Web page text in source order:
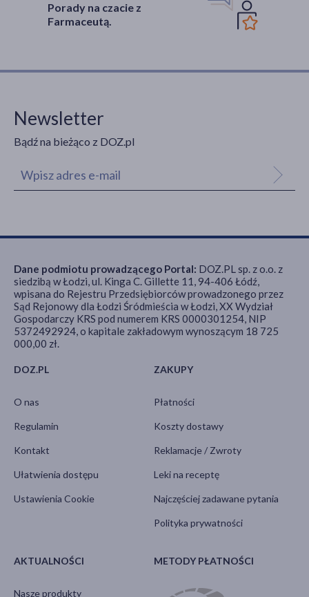
Porady na czacie z
Farmaceutą.
Newsletter
Bądź na bieżąco z DOZ.pl
DOZ.PL
O nas
Regulamin
Kontakt
Ułatwienia dostępu
Ustawienia Cookie
ZAKUPY
Płatności
Koszty dostawy
Reklamacje / Zwroty
Leki na receptę
Najczęściej zadawane pytania
Polityka prywatności
AKTUALNOŚCI
Nasze produkty
METODY PŁATNOŚCI
Dane podmiotu prowadzącego Portal: DOZ.PL sp. z o.o. z
siedzibą w Łodzi, ul. Kinga C. Gillette 11, 94-406 Łódź,
wpisana do Rejestru Przedsiębiorców prowadzonego przez
Sąd Rejonowy dla Łodzi Śródmieścia w Łodzi, XX Wydział
Gospodarczy KRS pod numerem KRS 0000301254, NIP
5372492924, o kapitale zakładowym wynoszącym 18 725
000,00 zł.